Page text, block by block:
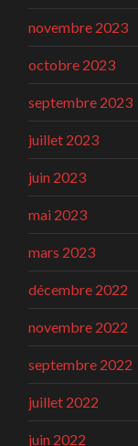
novembre 2023
octobre 2023
septembre 2023
juillet 2023
juin 2023
mai 2023
mars 2023
décembre 2022
novembre 2022
septembre 2022
juillet 2022
juin 2022